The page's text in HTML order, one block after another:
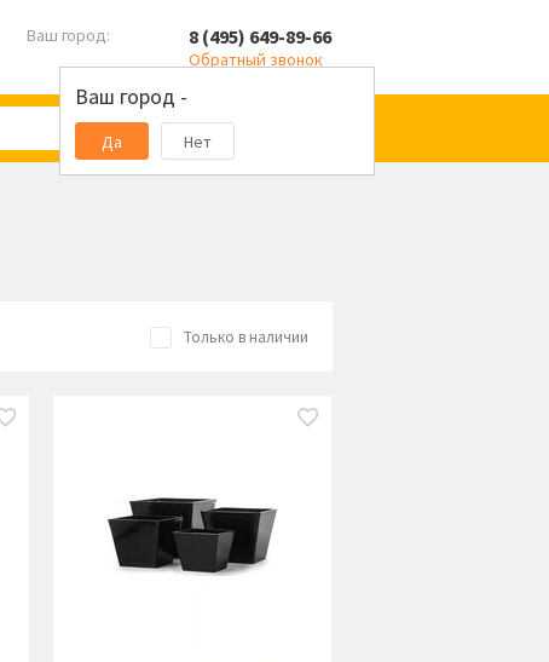
Ваш город:
Ваш город -
Да Нет
8 (495) 649-89-66
Обратный звонок
Только в наличии